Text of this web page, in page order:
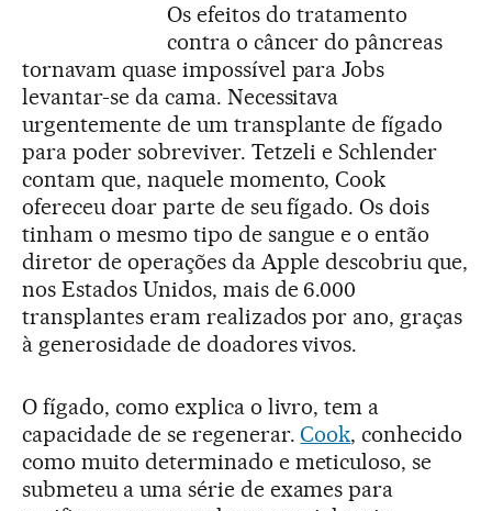
Os efeitos do tratamento
contra o câncer do pâncreas
tornavam quase impossível para Jobs
levantar-se da cama. Necessitava
urgentemente de um transplante de fígado
para poder sobreviver. Tetzeli e Schlender
contam que, naquele momento, Cook
ofereceu doar parte de seu fígado. Os dois
tinham o mesmo tipo de sangue e o então
diretor de operações da Apple descobriu que,
nos Estados Unidos, mais de 6.000
transplantes eram realizados por ano, graças
à generosidade de doadores vivos.
O fígado, como explica o livro, tem a
capacidade de se regenerar.Cook, conhecido
como muito determinado e meticuloso, se
submeteu a uma série de exames para